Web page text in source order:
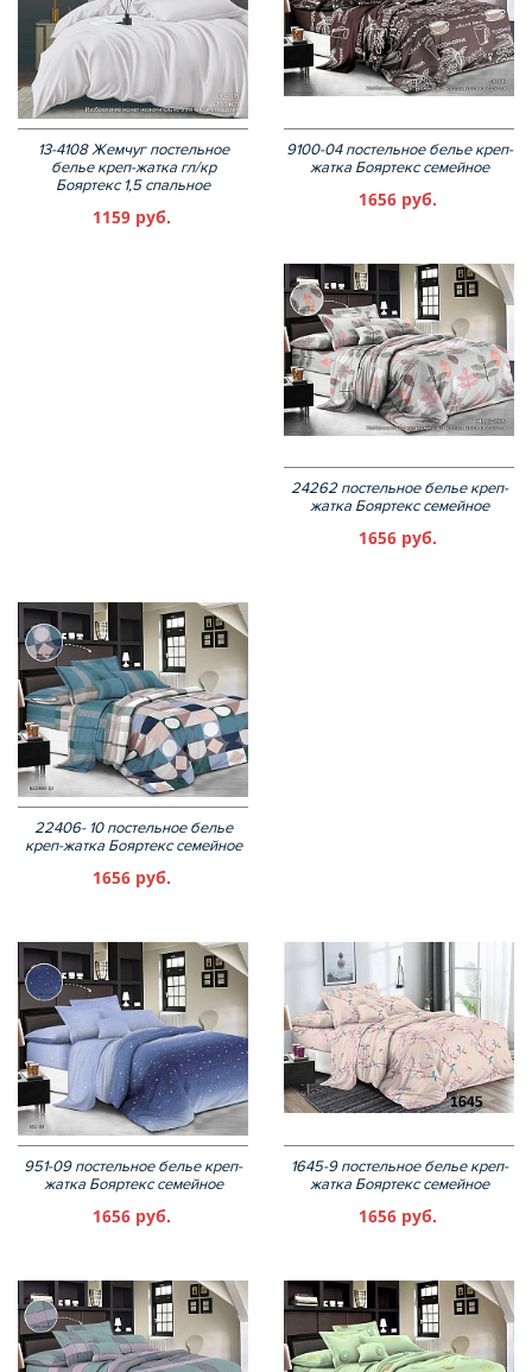
13-4108 Жемчуг постельное
белье креп-жатка гл/кр
Бояртекс 1,5 спальное
1159 руб.
9100-04 постельное белье креп-
жатка Бояртекс семейное
1656 руб.
24262 постельное белье креп-
жатка Бояртекс семейное
1656 руб.
22406- 10 постельное белье
креп-жатка Бояртекс семейное
1656 руб.
951-09 постельное белье креп-
жатка Бояртекс семейное
1656 руб.
1645-9 постельное белье креп-
жатка Бояртекс семейное
1656 руб.